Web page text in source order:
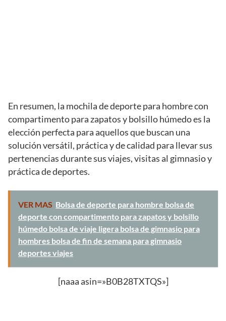
En resumen, la mochila de deporte para hombre con
compartimento para zapatos y bolsillo húmedo es la
elección perfecta para aquellos que buscan una
solución versátil, práctica y de calidad para llevar sus
pertenencias durante sus viajes, visitas al gimnasio y
práctica de deportes.
VER MAS Bolsa de deporte para hombre bolsa de
deporte con compartimento para zapatos y bolsillo
húmedo bolsa de viaje ligera bolsa de gimnasio para
hombres bolsa de fin de semana para gimnasio
deportes viajes
[naaa asin=»B0B28TXTQS»]